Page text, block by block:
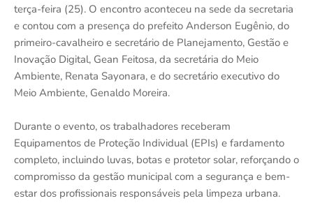
terça-feira (25). O encontro aconteceu na sede da secretaria
e contou com a presença do prefeito Anderson Eugênio, do
primeiro-cavalheiro e secretário de Planejamento, Gestão e
Inovação Digital, Gean Feitosa, da secretária do Meio
Ambiente, Renata Sayonara, e do secretário executivo do
Meio Ambiente, Genaldo Moreira.
Durante o evento, os trabalhadores receberam
Equipamentos de Proteção Individual (EPIs) e fardamento
completo, incluindo luvas, botas e protetor solar, reforçando o
compromisso da gestão municipal com a segurança e bem-
estar dos profissionais responsáveis pela limpeza urbana.